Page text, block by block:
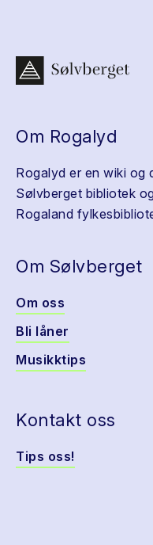
Om Rogalyd
Rogalyd er en wiki og
Sølvberget bibliotek
Rogaland
Om Sølvberget
Om oss
Bli låner
Musikktips
Kontakt oss
Tips oss!